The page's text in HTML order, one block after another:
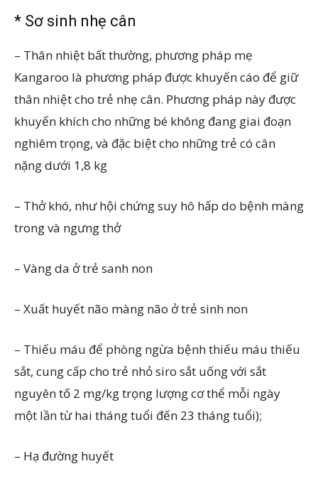
* Sơ sinh nhẹ cân
– Thân nhiệt bất thường, phương pháp mẹ
Kangaroo là phương pháp được khuyến cáo để giữ
thân nhiệt cho trẻ nhẹ cân. Phương pháp này được
khuyến khích cho những bé không đang giai đoạn
nghiêm trọng, và đặc biệt cho những trẻ có cân
nặng dưới 1,8 kg
– Thở khó, như hội chứng suy hô hấp do bệnh màng
trong và ngưng thở
– Vàng da ở trẻ sanh non
– Xuất huyết não màng não ở trẻ sinh non
– Thiếu máu để phòng ngừa bệnh thiếu máu thiếu
sắt, cung cấp cho trẻ nhỏ siro sắt uống với sắt
nguyên tố 2 mg/kg trọng lượng cơ thể mỗi ngày
một lần từ hai tháng tuổi đến 23 tháng tuổi);
– Hạ đường huyết